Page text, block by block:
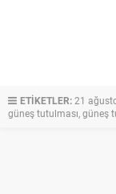
ETİKETLER:21
güneş tutulması,güneş